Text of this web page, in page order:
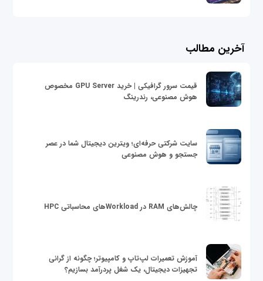
آخرین مطالب
قیمت سرور گرافیکی | خرید GPU Server مخصوص
هوش مصنوعی، رندرینگ
سایت شرکتی حرفه‌ای؛ ویترین دیجیتال شما در عصر
جستجو و هوش مصنوعی
چالش‌های RAM در Workloadهای محاسباتی HPC
آموزش تعمیرات لپ‌تاپ و کامپیوتر؛ چگونه از گرانی
تجهیزات دیجیتال، یک شغل پردرآمد بسازیم؟